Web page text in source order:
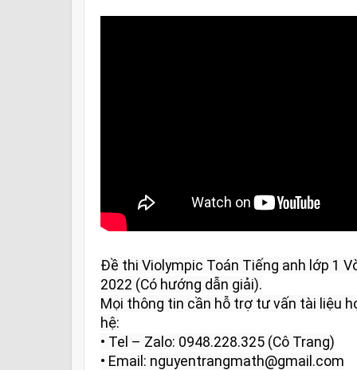
Đề thi Violympic Toán Tiếng anh lớp 1
2022 (Có hướng dẫn giải).
Mọi thông tin cần hỗ trợ tư vấn tài liệu
hệ:
• Tel – Zalo: 0948.228.325 (Cô Trang)
• Email: nguyentrangmath@gmail.com